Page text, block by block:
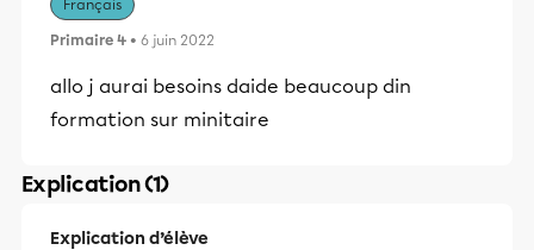
Français
Primaire 4 • 6 juin 2022
allo j aurai besoins daide beaucoup din
formation sur minitaire
Explication (1)
Explication d’élève